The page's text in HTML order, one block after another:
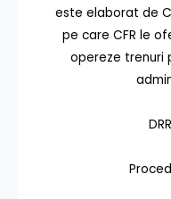
este elaborat de
pe care CFR le
opereze trenuri